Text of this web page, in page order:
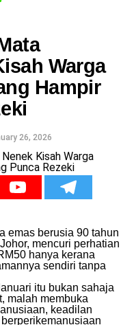
Warga
Hampir
26, 2026
emas berusia 90 tahun
mencuri perhatian
hanya kerana
sendiri tanpa
itu bukan sahaja
malah membuka
keadilan